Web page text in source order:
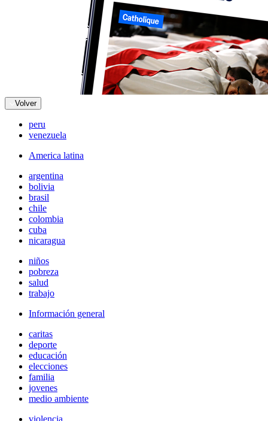
Volver
peru
venezuela
America latina
argentina
bolivia
brasil
chile
colombia
cuba
nicaragua
niños
pobreza
salud
trabajo
Información general
caritas
deporte
educación
elecciones
familia
jovenes
medio ambiente
violencia